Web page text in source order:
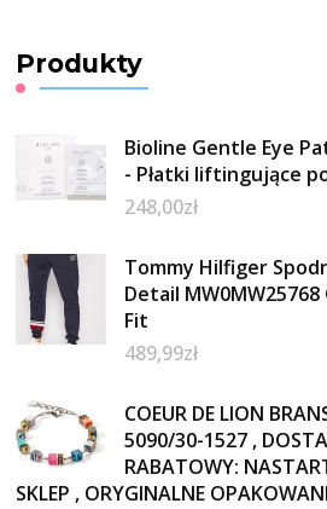
Produkty
Bioline Gentle Eye
- Płatki liftingujące
248,00zł
Tommy Hilfiger
Detail
Fit
489,99zł
COEUR DE LION
5090/30-1527 ,
RABATOWY:
SKLEP , ORYGINALNE